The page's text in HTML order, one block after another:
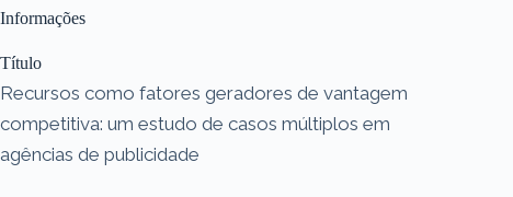
Informações
Título
Recursos como fatores geradores de vantagem
competitiva: um estudo de casos múltiplos em
agências de publicidade